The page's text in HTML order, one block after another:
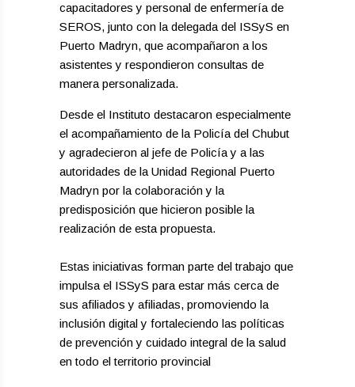
capacitadores y personal de enfermería de
SEROS, junto con la delegada del ISSyS en
Puerto Madryn, que acompañaron a los
asistentes y respondieron consultas de
manera personalizada.
Desde el Instituto destacaron especialmente
el acompañamiento de la Policía del Chubut
y agradecieron al jefe de Policía y a las
autoridades de la Unidad Regional Puerto
Madryn por la colaboración y la
predisposición que hicieron posible la
realización de esta propuesta.
Estas iniciativas forman parte del trabajo que
impulsa el ISSyS para estar más cerca de
sus afiliados y afiliadas, promoviendo la
inclusión digital y fortaleciendo las políticas
de prevención y cuidado integral de la salud
en todo el territorio provincial